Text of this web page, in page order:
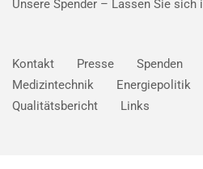
Unsere Spender – Lassen Sie sich
Kontakt Presse Spenden
Medizintechnik
Energiepolitik
Qualitätsbericht
Links